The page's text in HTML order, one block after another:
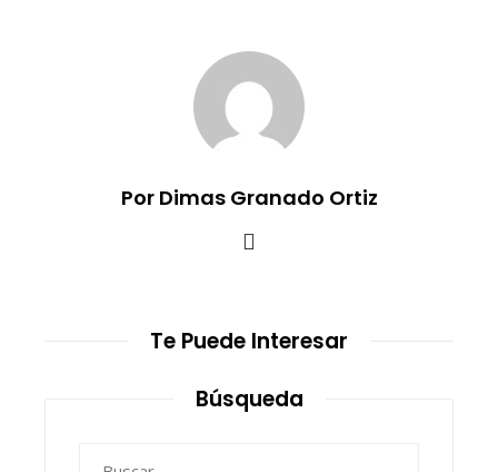
Por Dimas Granado Ortiz
Te Puede Interesar
Búsqueda